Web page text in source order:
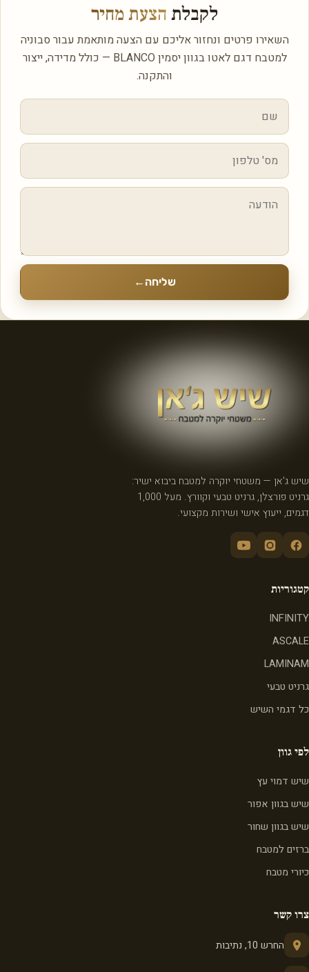
לקבלת הצעת מחיר
השאירו פרטים ונחזור אליכם עם הצעה מותאמת עבור סבוניה
למטבח דגם לאטו בגוון יסמין BLANCO — כולל מדידה, ייצור
והתקנה.
שליחה ←
שיש ג'אן — משטחי יוקרה למטבח ביבוא ישיר:
גרניט פורצלן, גרניט טבעי וקוורץ. מעל 1,000
דגמים, ייעוץ אישי ושירות מקצועי.
קטגוריות
INFINITY
ASCALE
LAMINAM
גרניט טבעי
כל דגמי השיש
לפי גוון
שיש דמוי עץ
שיש בגוון אפור
שיש בגוון שחור
ברזים למטבח
כיורי מטבח
צרו קשר
החרש 10, נתיבות